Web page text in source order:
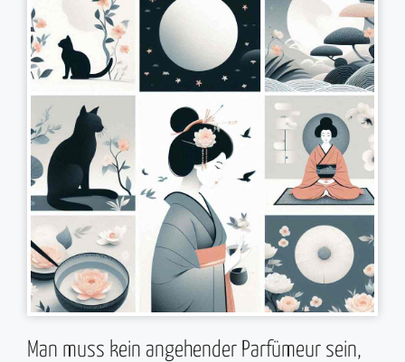
Man muss kein angehender Parfümeur sein,